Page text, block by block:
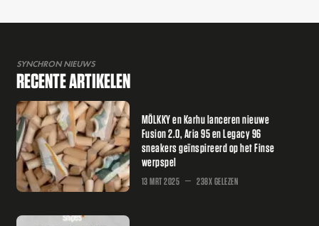
SYNCHRON NIEUWS
RECENTE ARTIKELEN
MÖLKKY en Karhu lanceren nieuwe
Fusion 2.0, Aria 95 en Legacy 96
sneakers geïnspireerd op het Finse
werpspel
13 MRT 2025 238X GELEZEN